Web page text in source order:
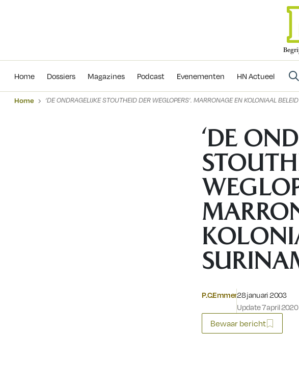
Home Dossiers Magazines Podcast Evenementen HN Actueel
Evenementen
Home ‘DE ONDRAGELIJKE STOUTHEID DER WEGLOPERS’. MARRONAGE EN KOLONIAAL
‘DE
P.C.EmmerGepubliceerd op:
28 januari 2003
Update 7 april 2020
Bewaar bericht